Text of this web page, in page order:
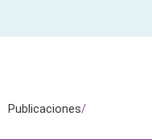
Publicaciones/